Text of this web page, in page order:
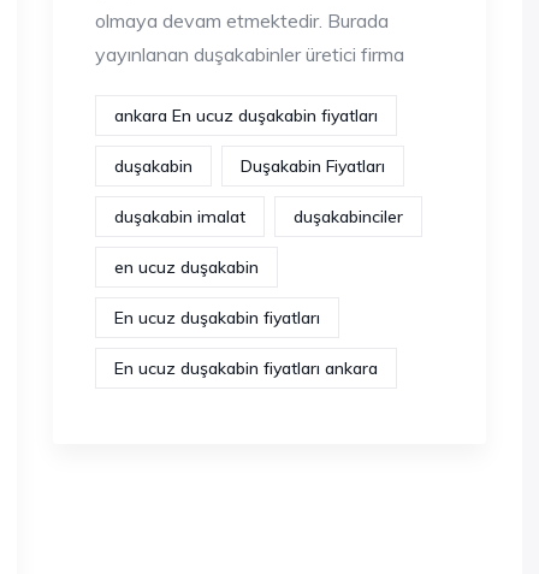
olmaya devam etmektedir. Burada
yayınlanan duşakabinler üretici firma
ankara En ucuz duşakabin fiyatları
duşakabin Duşakabin Fiyatları
duşakabin imalat duşakabinciler
en ucuz duşakabin
En ucuz duşakabin fiyatları
En ucuz duşakabin fiyatları ankara